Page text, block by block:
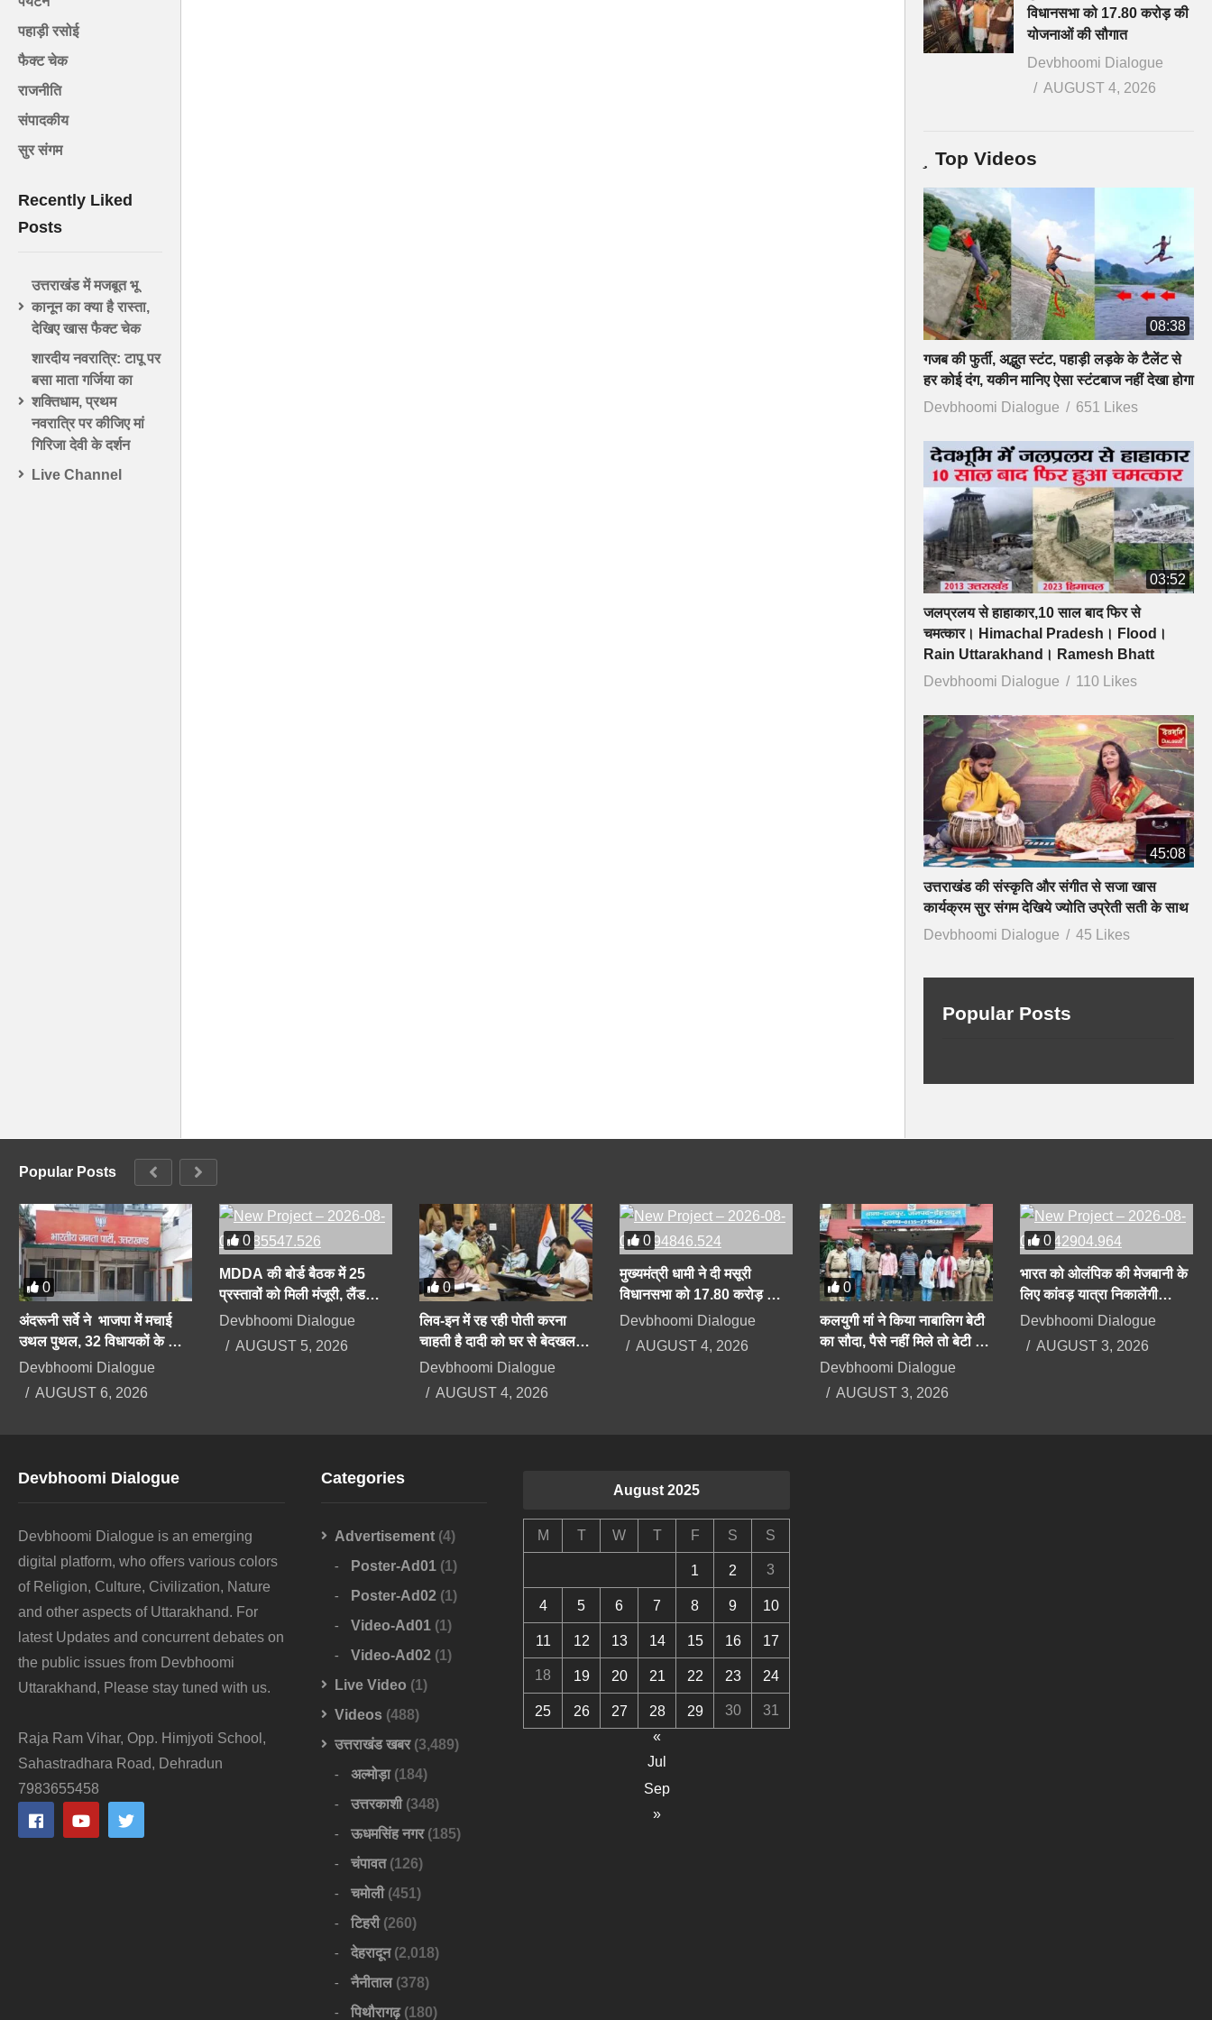
पहाड़ी रसोई
फैक्ट चेक
राजनीति
संपादकीय
सुर संगम
Recently Liked
Posts
उत्तराखंड में मजबूत भू
कानून का क्या है रास्ता,
देखिए खास फैक्ट चेक
शारदीय नवरात्रि: टापू पर
बसा माता गर्जिया का
शक्तिधाम, प्रथम
नवरात्रि पर कीजिए मां
गिरिजा देवी के दर्शन
Live Channel
विधानसभा को 17.80 करोड़ की
योजनाओं की सौगात
Devbhoomi Dialogue
AUGUST 4, 2026
Top Videos
08:38
गजब की फुर्ती, अद्भुत स्टंट, पहाड़ी लड़के के टैलेंट से
हर कोई दंग, यकीन मानिए ऐसा स्टंटबाज नहीं देखा होगा
Devbhoomi Dialogue
651 Likes
03:52
जलप्रलय से हाहाकार,10 साल बाद फिर से
चमत्कार। Himachal Pradesh। Flood।
Rain Uttarakhand। Ramesh Bhatt
Devbhoomi Dialogue
110 Likes
45:08
उत्तराखंड की संस्कृति और संगीत से सजा खास
कार्यक्रम सुर संगम देखिये ज्योति उप्रेती सती के साथ
Devbhoomi Dialogue
45 Likes
Popular Posts
Popular Posts
0
अंदरूनी सर्वे ने भाजपा में मचाई
उथल पुथल, 32 विधायकों के कट
सकते हैं टिकट, सीएम को भी सेफ
Devbhoomi Dialogue
AUGUST 6, 2026
0
MDDA की बोर्ड बैठक में 25
प्रस्तावों को मिली मंजूरी, लैंड
पूलिंग, पर्यटन, औद्योगिक भवनों पर
Devbhoomi Dialogue
AUGUST 5, 2026
0
लिव-इन में रह रही पोती करना
चाहती है दादी को घर से बेदखल,
बिगड़ैल पोती पर महिला सेल करेगी
Devbhoomi Dialogue
AUGUST 4, 2026
0
मुख्यमंत्री धामी ने दी मसूरी
विधानसभा को 17.80 करोड़ की
योजनाओं की सौगात
Devbhoomi Dialogue
AUGUST 4, 2026
0
कलयुगी मां ने किया नाबालिग बेटी
का सौदा, पैसे नहीं मिले तो बेटी के
अपहरण का झूठा मुकदमा दर्ज
Devbhoomi Dialogue
AUGUST 3, 2026
0
भारत को ओलंपिक की मेजबानी के
लिए कांवड़ यात्रा निकालेंगी
उत्तराखंड की मंत्री रेखा आर्या
Devbhoomi Dialogue
AUGUST 3, 2026
Devbhoomi Dialogue
Devbhoomi Dialogue is an emerging
digital platform, who offers various colors
of Religion, Culture, Civilization, Nature
and other aspects of Uttarakhand. For
latest Updates and concurrent debates on
the public issues from Devbhoomi
Uttarakhand, Please stay tuned with us.
Raja Ram Vihar, Opp. Himjyoti School,
Sahastradhara Road, Dehradun
7983655458
Categories
Advertisement (4)
Poster-Ad01 (1)
Poster-Ad02 (1)
Video-Ad01 (1)
Video-Ad02 (1)
Live Video (1)
Videos (488)
उत्तराखंड खबर(3,489)
अल्मोड़ा(184)
उत्तरकाशी(348)
ऊधमसिंह नगर(185)
चंपावत(126)
चमोली(451)
टिहरी(260)
देहरादून(2,018)
नैनीताल(378)
पिथौरागढ़(180)
August 2025
M T W T F S S
1 2 3
4 5 6 7 8 9 10
11 12 13 14 15 16 17
18 19 20 21 22 23 24
25 26 27 28 29 30
31
«
Jul
Sep
»